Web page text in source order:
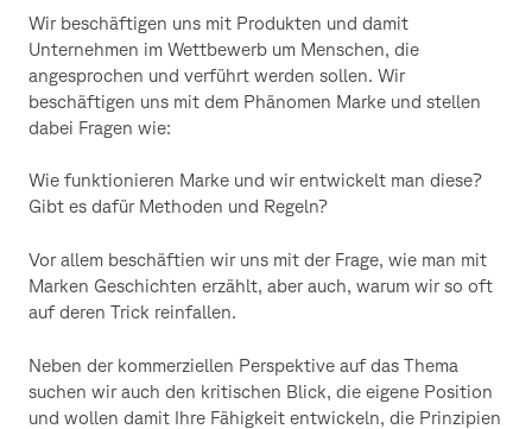
Wir beschäftigen uns mit Produkten und damit
Unternehmen im Wettbewerb um Menschen, die
angesprochen und verführt werden sollen. Wir
beschäftigen uns mit dem Phänomen Marke und stellen
dabei Fragen wie:
Wie funktionieren Marke und wir entwickelt man diese?
Gibt es dafür Methoden und Regeln?
Vor allem beschäftien wir uns mit der Frage, wie man mit
Marken Geschichten erzählt, aber auch, warum wir so oft
auf deren Trick reinfallen.
Neben der kommerziellen Perspektive auf das Thema
suchen wir auch den kritischen Blick, die eigene Position
und wollen damit Ihre Fähigkeit entwickeln, die Prinzipien